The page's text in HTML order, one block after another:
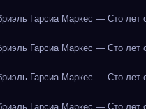
Гарсиа Маркес — Сто лет
Гарсиа Маркес — Сто лет
Гарсиа Маркес — Сто лет
Гарсиа Маркес — Сто лет